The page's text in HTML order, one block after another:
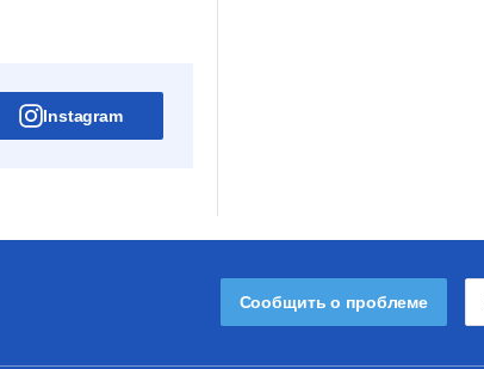
Instagram
Сообщить о проблеме